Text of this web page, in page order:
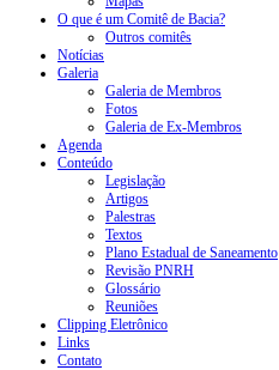
O que é um Comitê de Bacia?
Outros comitês
Notícias
Galeria
Galeria de Membros
Fotos
Galeria de Ex-Membros
Agenda
Conteúdo
Legislação
Artigos
Palestras
Textos
Plano Estadual de Saneamento
Revisão PNRH
Glossário
Reuniões
Clipping Eletrônico
Links
Contato